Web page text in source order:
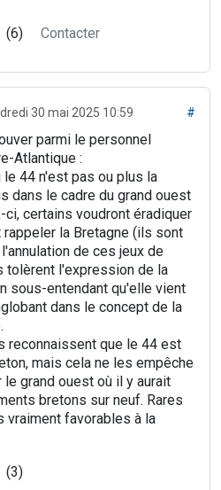
(6) Contacter
30 mai 2025 10:59 #
parmi le personnel
Atlantique :
le 44 n'est pas ou plus la
dans le cadre du grand ouest
ci, certains voudront éradiquer
la Bretagne (ils sont
de ces jeux de
tolèrent l'expression de la
sous-entendant qu'elle vient
dans le concept de la
reconnaissent que le 44 est
mais cela ne les empêche
grand ouest où il y aurait
bretons sur neuf. Rares
vraiment favorables à la
(3)